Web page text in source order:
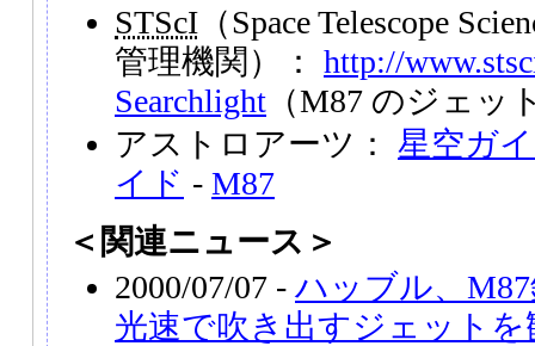
STScI （Space Telescope
管理機関）： http://
Searchlight （M87 のジェッ
アストロアーツ： 星空ガ
イド - M87
＜関連ニュース＞
2000/07/07 - ハッブル、
光速で吹き出すジェットを